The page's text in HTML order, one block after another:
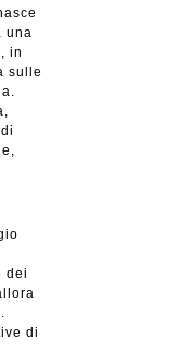
una
in
sulle
dei
di